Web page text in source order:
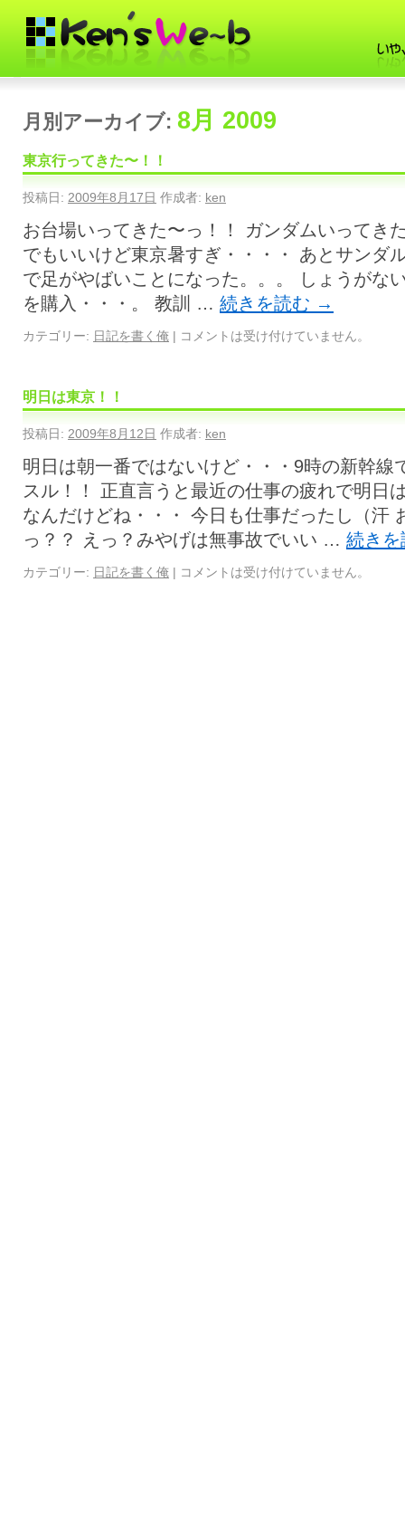
月別アーカイブ: 8月 2009
東京行ってきた〜！！
投稿日: 2009年8月17日 作成者: ken
お台場いってきた〜っ！！ ガンダムいってき
でもいいけど東京暑すぎ・・・・ あとサンダ
で足がやばいことになった。。。 しょうがな
を購入・・・。 教訓 … 続きを読む →
カテゴリー: 日記を書く俺 | コメントは受け付けていません。
明日は東京！！
投稿日: 2009年8月12日 作成者: ken
明日は朝一番ではないけど・・・9時の新幹線
スル！！ 正直言うと最近の仕事の疲れで明日
なんだけどね・・・ 今日も仕事だったし（汗
っ？？ えっ？みやげは無事故でいい … 続き
カテゴリー: 日記を書く俺 | コメントは受け付けていません。